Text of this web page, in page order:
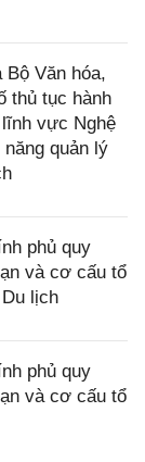
Bộ Văn hóa,
thủ tục hành
vực Nghệ
quản lý
phủ quy
và cơ cấu tổ
lịch
phủ quy
và cơ cấu tổ